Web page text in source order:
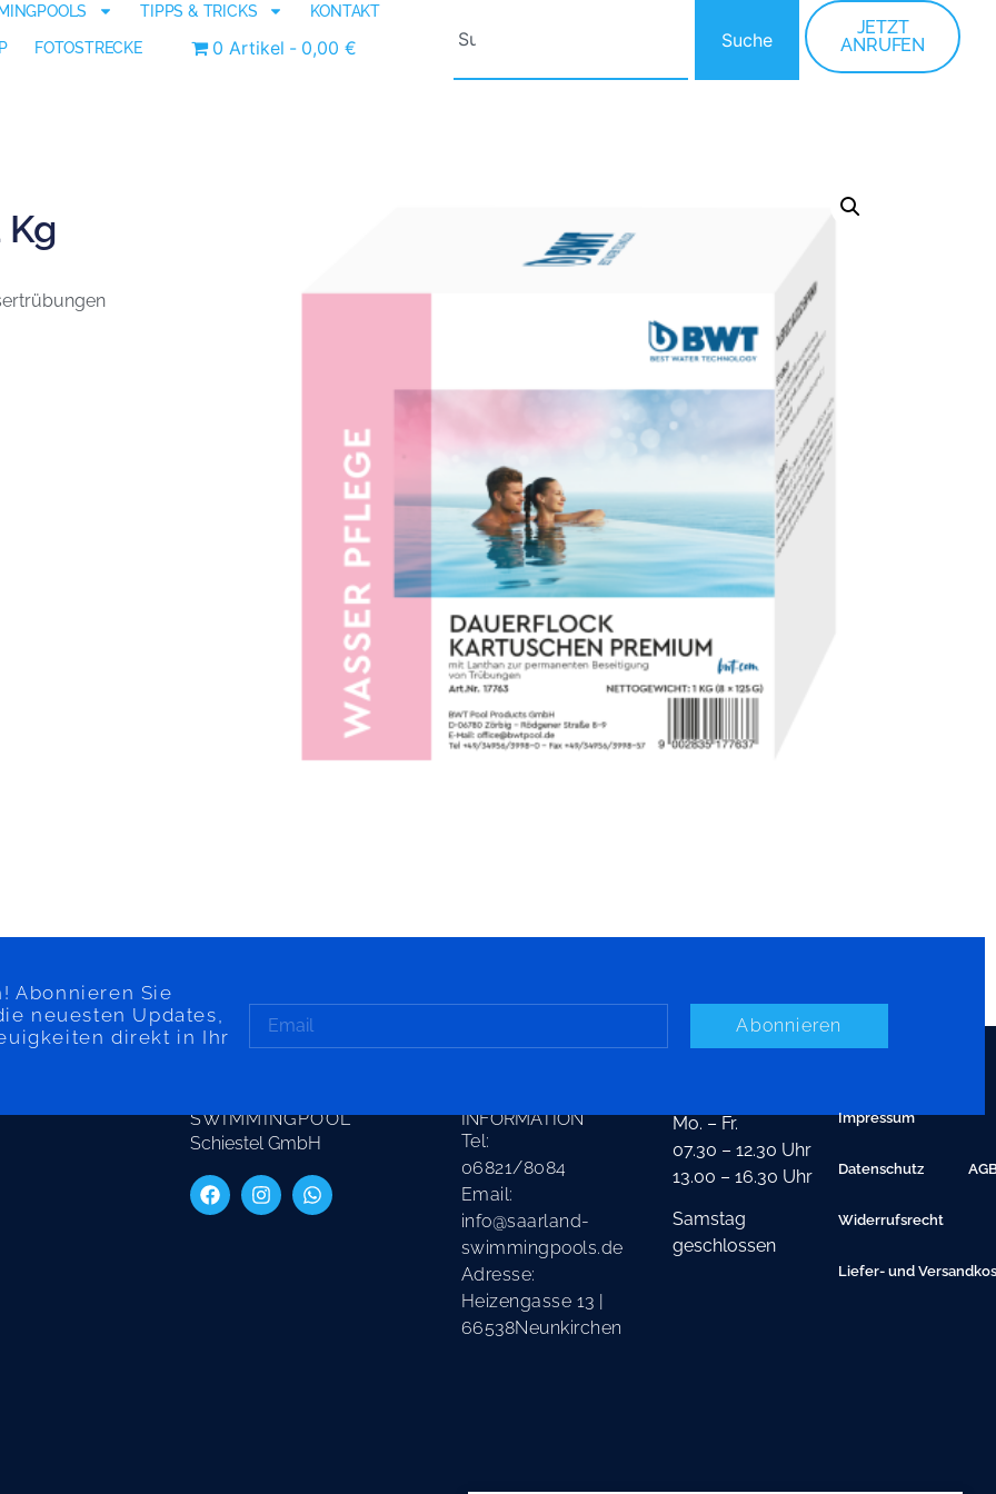
TIPPS & TRICKS KONTAKT
FOTOSTRECKE 0 Artikel 0,00 € Suche
JETZT
ANRUFEN
Abonnieren Sie
neuesten Updates,
direkt in Ihr
Abonnieren
SWIMMINGPOOL
Schiestel GmbH
INFORMATION
Tel:
06821/8084
Email:
info@saarland-
swimmingpools.de
Adresse:
Heizengasse 13 |
66538Neunkirchen
Mo. – Fr.
07.30 – 12.30 Uhr
13.00 – 16.30 Uhr
Samstag
geschlossen
Impressum
Datenschutz
Widerrufsrecht
Liefer- und